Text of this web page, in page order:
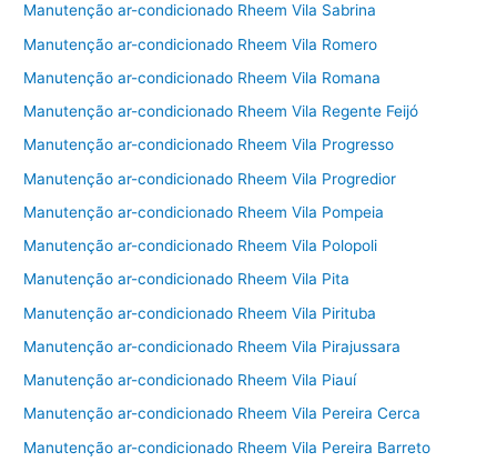
Manutenção ar-condicionado Rheem Vila Sabrina
Manutenção ar-condicionado Rheem Vila Romero
Manutenção ar-condicionado Rheem Vila Romana
Manutenção ar-condicionado Rheem Vila Regente Feijó
Manutenção ar-condicionado Rheem Vila Progresso
Manutenção ar-condicionado Rheem Vila Progredior
Manutenção ar-condicionado Rheem Vila Pompeia
Manutenção ar-condicionado Rheem Vila Polopoli
Manutenção ar-condicionado Rheem Vila Pita
Manutenção ar-condicionado Rheem Vila Pirituba
Manutenção ar-condicionado Rheem Vila Pirajussara
Manutenção ar-condicionado Rheem Vila Piauí
Manutenção ar-condicionado Rheem Vila Pereira Cerca
Manutenção ar-condicionado Rheem Vila Pereira Barreto